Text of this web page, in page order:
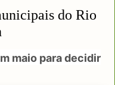
do Rio
maio para decidir